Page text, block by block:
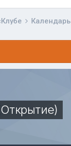
Календарь